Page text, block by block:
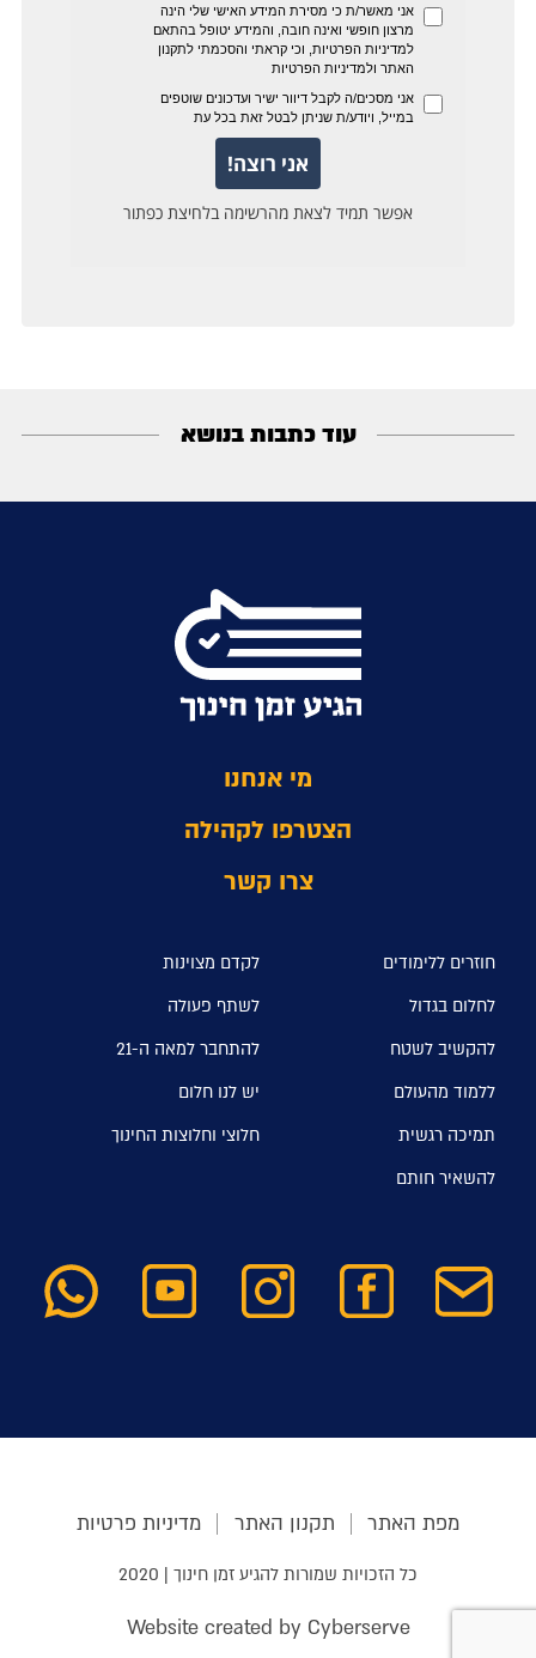
עוד כתבות בנושא
מי אנחנו
הצטרפו לקהילה
צרו קשר
חוזרים ללימודים
לקדם מצוינות
לחלום בגדול
לשתף פעולה
להקשיב לשטח
להתחבר למאה ה-21
ללמוד מהעולם
יש לנו חלום
תמיכה רגשית
חלוצי וחלוצות החינוך
להשאיר חותם
מפת האתר תקנון האתר מדיניות פרטיות
כל הזכויות שמורות להגיע זמן חינוך | 2020
Website created by Cyberserve